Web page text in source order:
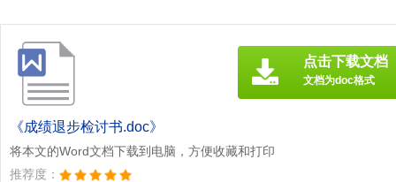
《成绩退步检讨书.doc》
将本文的Word文档下载到电脑，方便收藏和打印
推荐度：
点击下载文档
文档为doc格式